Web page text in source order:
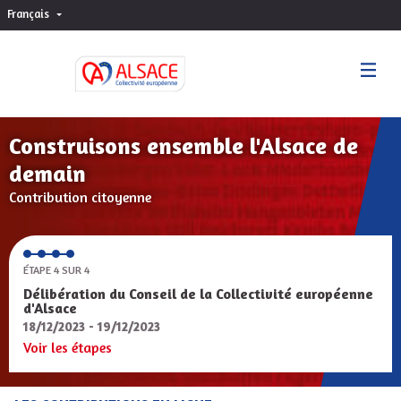
Français Choisir la langue
Construisons ensemble l'Alsace de
demain
Contribution citoyenne
ÉTAPE 4 SUR 4
Délibération du Conseil de la Collectivité européenne
d'Alsace
18/12/2023 - 19/12/2023
Voir les étapes